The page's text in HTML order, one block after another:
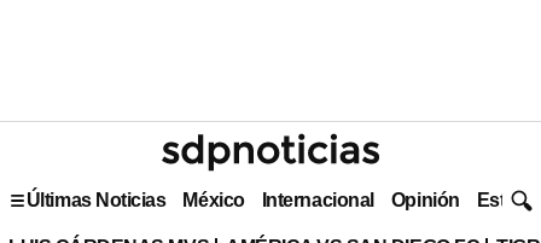
Últimas Noticias México Internacional Opinión Estilo